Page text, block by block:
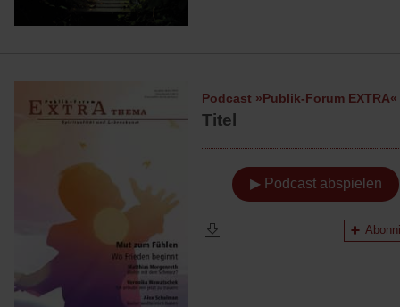
Podcast »Publik-Forum EXTRA«
Titel
▶ Podcast abspielen